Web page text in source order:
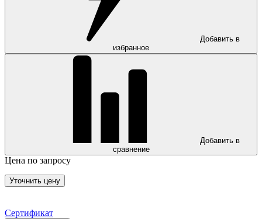
Добавить в
избранное
Добавить в
сравнение
Цена по запросу
Уточнить цену
Сертификат